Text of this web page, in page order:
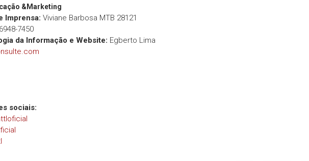
&Marketing
Imprensa: Viviane Barbosa MTB 28121
7450
da Informação e Website: Egberto Lima
sociais: